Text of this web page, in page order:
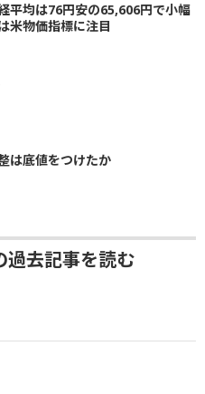
平均は76円安の65,606円で小幅
物価指標に注目
は底値をつけたか
過去記事を読む